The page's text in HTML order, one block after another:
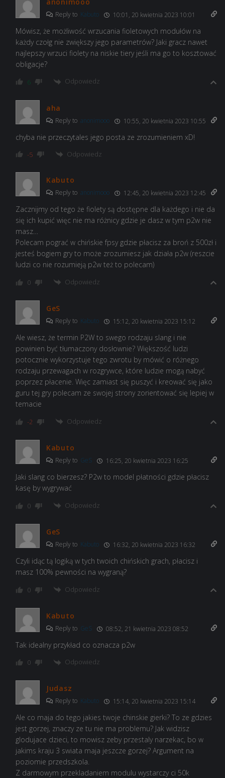
Reply to Kabuto 10:01, 20 kwietnia 2023 10:01
Mówisz, że możliwość wrzucania fioletowych modułów na
każdy czołg nie zwiększy jego parametrów? Jaki gracz nawet
najlepszy wrzuci fiolety na niskie tiery jeśli ma go to kosztować
obligacje?
6 Odpowiedz
aha
Reply to anonimooo 10:55, 20 kwietnia 2023 10:55
chyba nie przeczytales jego posta ze zrozumieniem xD!
-5 Odpowiedz
Kabuto
Reply to anonimooo 12:45, 20 kwietnia 2023 12:45
Zacznijmy od tego że fiolety są dostępne dla każdego i nie da
się ich kupić więc nie ma różnicy gdzie je dasz w tym p2w nie
masz…
Polecam pograć w chińskie fpsy gdzie płacisz za broń z 500zł i
jesteś bogiem gry to może zrozumiesz jak działa p2w (reszcie
ludzi co nie rozumieją p2w też to polecam)
0 Odpowiedz
GeS
Reply to Kabuto 15:12, 20 kwietnia 2023 15:12
Ale wiesz, że termin P2W to swego rodzaju slang i nie
powinien być tłumaczony dosłownie? Większość ludzi
potocznie wykorzystuje tego zwrotu by mówić o różnego
rodzaju przewagach w rozgrywce, które ludzie mogą nabyć
poprzez płacenie. Więc zamiast się puszyć i kreować się jako
guru tej gry polecam ze swojej strony zorientować się lepiej w
temacie
-2 Odpowiedz
Kabuto
Reply to GeS 16:25, 20 kwietnia 2023 16:25
Jaki slang co bierzesz? P2w to model płatności gdzie płacisz
kasę by wygrywać
0 Odpowiedz
GeS
Reply to Kabuto 16:32, 20 kwietnia 2023 16:32
Czyli idąc tą logiką w tych twoich chińskich grach, płacisz i
masz 100% pewności na wygraną?
0 Odpowiedz
Kabuto
Reply to GeS 08:52, 21 kwietnia 2023 08:52
Tak idealny przykład co oznacza p2w
0 Odpowiedz
Judasz
Reply to Kabuto 15:14, 20 kwietnia 2023 15:14
Ale co maja do tego jakies twoje chinskie gierki? To ze gdzies
jest gorzej, znaczy ze tu nie ma problemu? Jak widzisz
glodujace dzieci, to mowisz zeby przestaly narzekac, bo w
jakims kraju 3 swiata maja jeszcze gorzej? Argument na
poziomie przedszkola.
Z darmowym przekladaniem modulu wystarczy ci 50k